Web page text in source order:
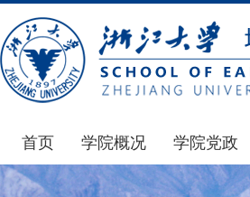
首页 学院概况
学院简介
学院党政
通知公告